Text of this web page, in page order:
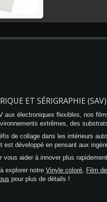
ET SÉRIGRAPHIE
aux électroniques flexibles, nos
extrêmes, des
de collage dans les intérieurs
est développé en pensant aux
vous aider à innover plus
explorer notre Vinyle coloré Film
pour plus de détails !